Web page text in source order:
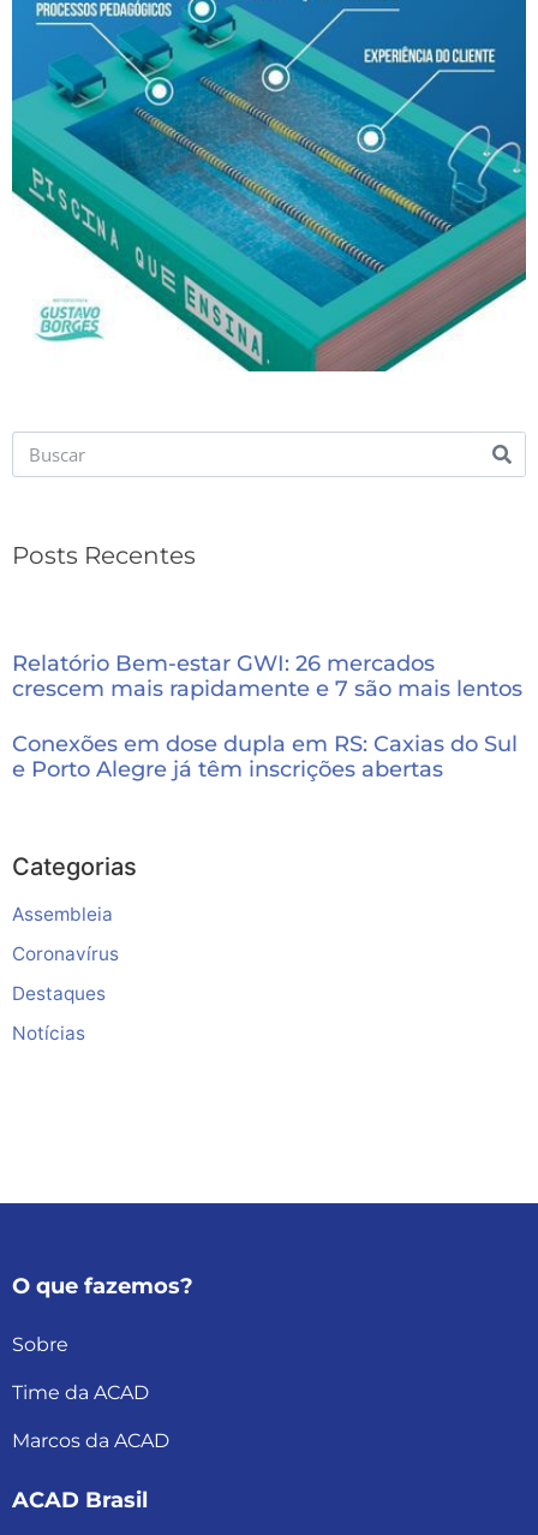
Posts Recentes
Relatório Bem-estar GWI: 26 mercados
crescem mais rapidamente e 7 são mais lentos
Conexões em dose dupla em RS: Caxias do Sul
e Porto Alegre já têm inscrições abertas
Categorias
Assembleia
Coronavírus
Destaques
Notícias
O que fazemos?
Sobre
Time da ACAD
Marcos da ACAD
ACAD Brasil